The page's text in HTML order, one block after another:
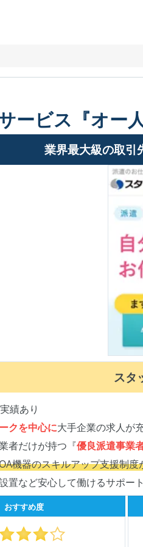
ービス『オー
業界最大級の取引
スタ
績あり
クを中心に大手企業の求人が
者だけが持つ『優良派遣事業
機器のスキルアップ支援制度
置など安心して働けるサポー
おすすめ度